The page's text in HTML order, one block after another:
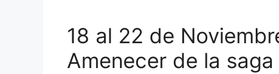
18 al 22 de
Amenecer de la